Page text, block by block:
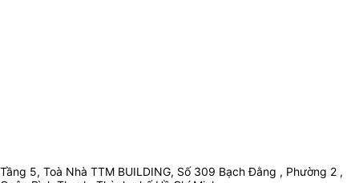
Tầng 5, Toà Nhà TTM BUILDING, Số 309 Bạch Đằng , Phường 2 ,